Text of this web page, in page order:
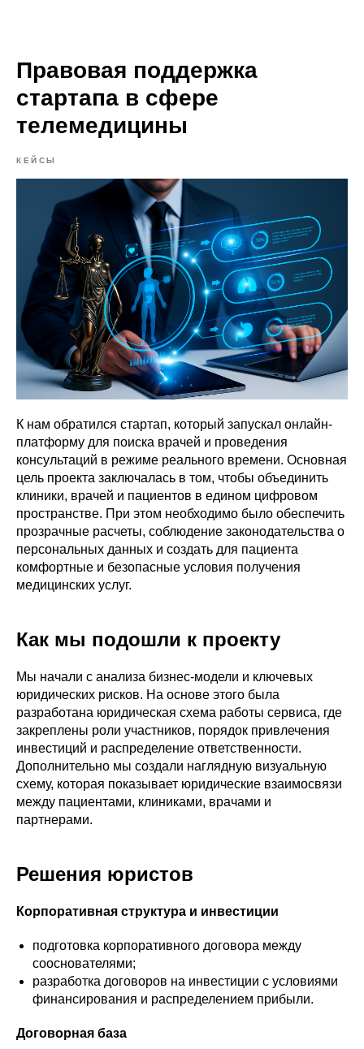
Правовая поддержка
стартапа в сфере
телемедицины
КЕЙСЫ
К нам обратился стартап, который запускал онлайн-
платформу для поиска врачей и проведения
консультаций в режиме реального времени. Основная
цель проекта заключалась в том, чтобы объединить
клиники, врачей и пациентов в едином цифровом
пространстве. При этом необходимо было обеспечить
прозрачные расчеты, соблюдение законодательства о
персональных данных и создать для пациента
комфортные и безопасные условия получения
медицинских услуг.
Как мы подошли к проекту
Мы начали с анализа бизнес-модели и ключевых
юридических рисков. На основе этого была
разработана юридическая схема работы сервиса, где
закреплены роли участников, порядок привлечения
инвестиций и распределение ответственности.
Дополнительно мы создали наглядную визуальную
схему, которая показывает юридические взаимосвязи
между пациентами, клиниками, врачами и
партнерами.
Решения юристов
Корпоративная структура и инвестиции
подготовка корпоративного договора между
сооснователями;
разработка договоров на инвестиции с условиями
финансирования и распределением прибыли.
Договорная база